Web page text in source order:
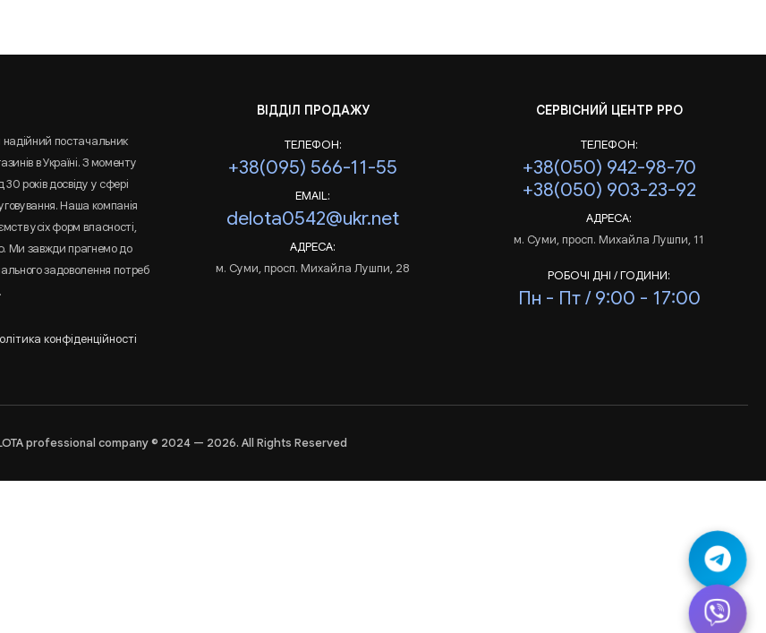
надійний постачальник
в Україні. З моменту
років досвіду у сфері
Наша компанія
усіх форм власності,
Ми завжди прагнемо до
задоволення потреб
конфіденційності
ВІДДІЛ ПРОДАЖУ
ТЕЛЕФОН:
+38(095) 566-11-55
EMAIL:
delota0542@ukr.net
АДРЕСА:
м. Суми, просп. Михайла Лушпи, 28
СЕРВІСНИЙ ЦЕНТР РРО
ТЕЛЕФОН:
+38(050) 942-98-70
+38(050) 903-23-92
АДРЕСА:
м. Суми, просп. Михайла Лушпи, 11
РОБОЧІ ДНІ / ГОДИНИ:
Пн - Пт / 9:00 - 17:00
professional company © 2024 — 2026. All Rights Reserved